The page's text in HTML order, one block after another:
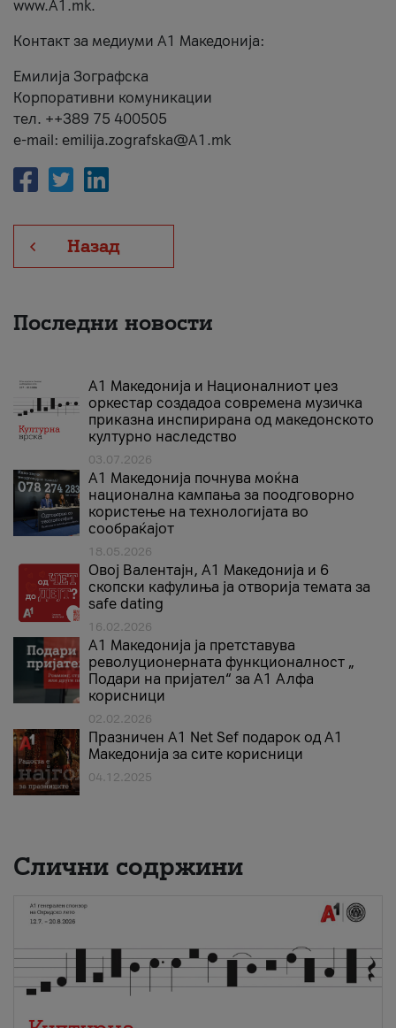
www.А1.mk.
Контакт за медиуми А1 Македонија:
Емилија Зографска
Корпоративни комуникации
тел. ++389 75 400505
e-mail: emilija.zografska@A1.mk
Назад
Последни новости
А1 Македонија и Националниот џез
оркестар создадоа современа музичка
приказна инспирирана од македонското
културно наследство
03.07.2026
A1 Македонија почнува моќна
национална кампања за поодговорно
користење на технологијата во
сообраќајот
18.05.2026
Овој Валентајн, A1 Македонија и 6
скопски кафулиња ја отворија темата за
safe dating
16.02.2026
А1 Македонија ја претставува
револуционерната функционалност „
Подари на пријател“ за А1 Алфа
корисници
02.02.2026
Празничен A1 Net Sеf подарок од А1
Македонија за сите корисници
04.12.2025
Слични содржини